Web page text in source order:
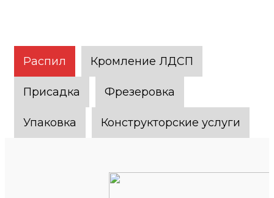
Распил Кромление ЛДСП
Присадка Фрезеровка
Упаковка Конструкторские услуги